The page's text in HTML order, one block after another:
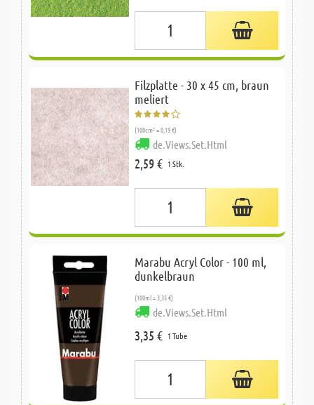
Filzplatte - 30 x 45 cm, braun
meliert
(100cm² = 0,19 €)
de.Views.Set.Html
2,59 € 1 Stk.
Marabu Acryl Color - 100 ml,
dunkelbraun
(100ml = 3,35 €)
de.Views.Set.Html
3,35 € 1 Tube